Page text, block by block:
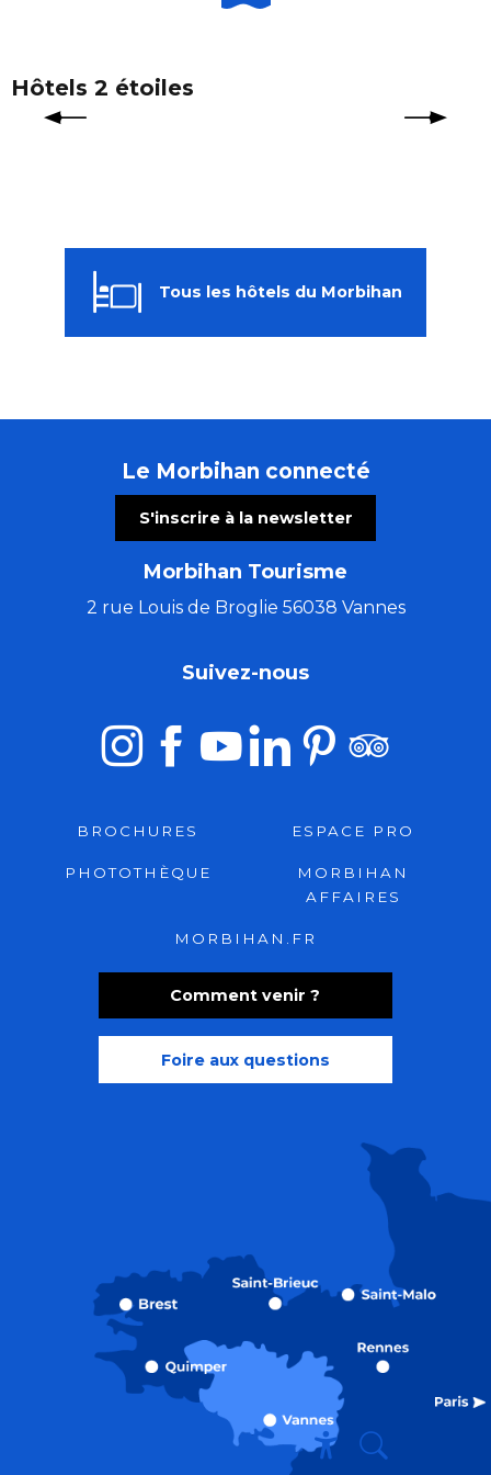
Hôtels 2 étoiles
Tous les hôtels du Morbihan
Le Morbihan connecté
S'inscrire à la newsletter
Morbihan Tourisme
2 rue Louis de Broglie 56038 Vannes
Comment venir ?
Foire aux questions
Suivez-nous
BROCHURES ESPACE PRO
PHOTOTHÈQUE
MORBIHAN
AFFAIRES
MORBIHAN.FR